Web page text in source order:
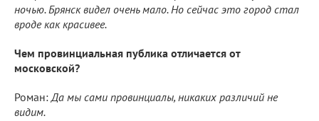
ночью. Брянск видел очень мало. Но сейчас это город стал
вроде как красивее.
Чем провинциальная публика отличается от
московской?
Роман:Да мы сами провинциалы, никаких различий не
видим.